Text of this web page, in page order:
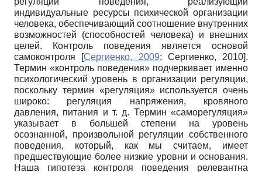
индивидуальные ресурсы психической организации
человека, обеспечивающий соотношение внутренних
возможностей (способностей человека) и внешних
целей. Контроль поведения является основой
самоконтроля
[Сергиенко, 2009; Сергиенко, 2010].
Термин «контроль поведения» подчеркивает именно
психологический уровень в организации регуляции,
поскольку термин «регуляция» используется очень
широко: регуляция напряжения, кровяного
давления, питания и т. д. Термин «саморегуляция»
указывает в большей степени на уровень
осознанной, произвольной регуляции собственного
поведения, который, как мы считаем, имеет
предшествующие более низкие уровни и основания.
Наша гипотеза контроля поведения релевантна